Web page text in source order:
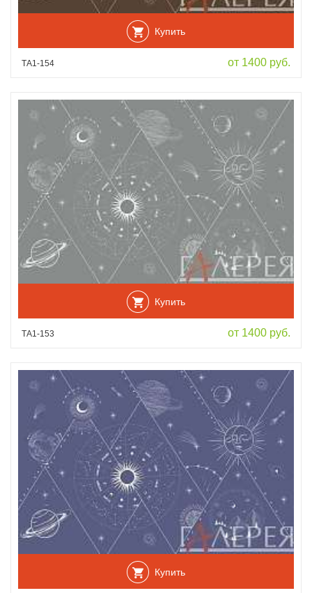
Купить
ТА1-154 от 1400 руб.
Купить
ТА1-153 от 1400 руб.
Купить